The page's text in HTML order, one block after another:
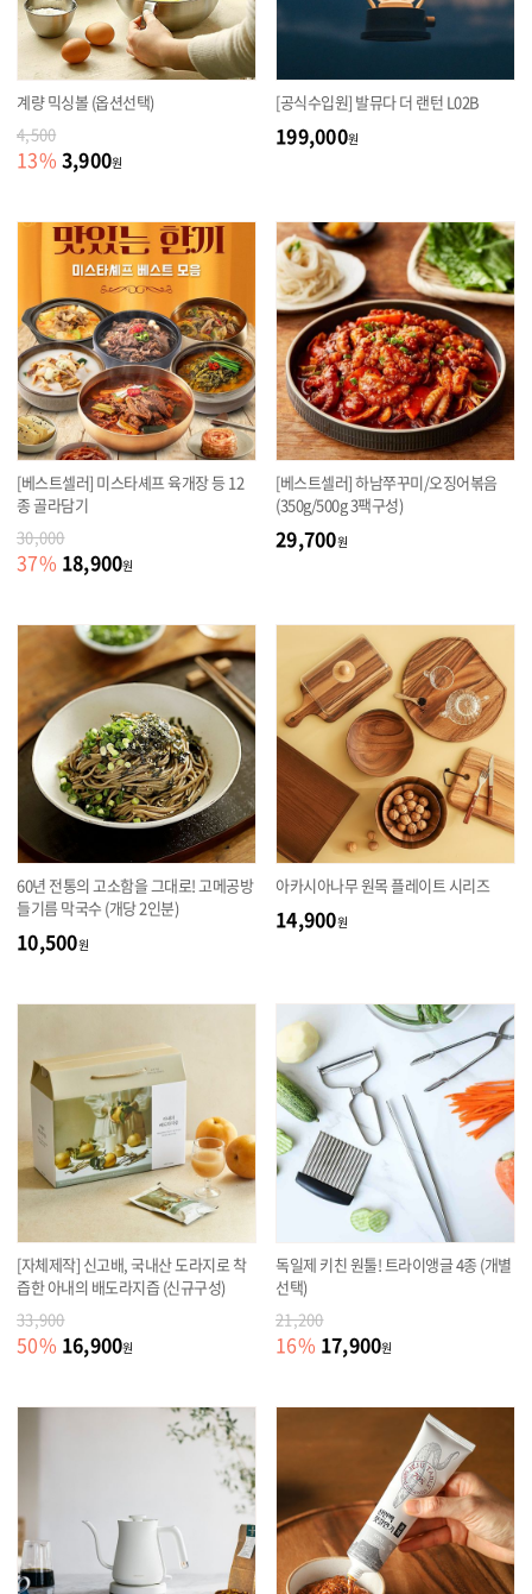
계량 믹싱볼 (옵션선택)
4,500
13% 3,900원
[공식수입원] 발뮤다 더 랜턴 L02B
199,000원
[베스트셀러] 미스타셰프 육개장 등 12
종 골라담기
30,000
37% 18,900원
[베스트셀러] 하남쭈꾸미/오징어볶음
(350g/500g 3팩구성)
29,700원
60년 전통의 고소함을 그대로! 고메공방
들기름 막국수 (개당 2인분)
10,500원
아카시아나무 원목 플레이트 시리즈
14,900원
[자체제작] 신고배, 국내산 도라지로 착
즙한 아내의 배도라지즙 (신규구성)
33,900
50% 16,900원
독일제 키친 원툴! 트라이앵글 4종 (개별
선택)
21,200
16% 17,900원